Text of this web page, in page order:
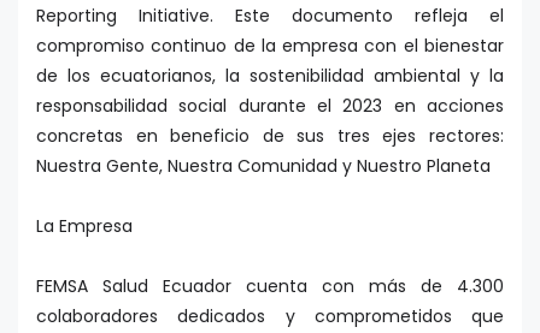
Reporting Initiative. Este documento refleja el
compromiso continuo de la empresa con el bienestar
de los ecuatorianos, la sostenibilidad ambiental y la
responsabilidad social durante el 2023 en acciones
concretas en beneficio de sus tres ejes rectores:
Nuestra Gente, Nuestra Comunidad y Nuestro Planeta
La Empresa
FEMSA Salud Ecuador cuenta con más de 4.300
colaboradores dedicados y comprometidos que